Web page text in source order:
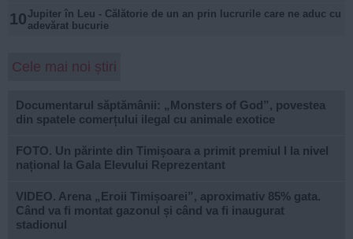
10 Jupiter în Leu - Călătorie de un an prin lucrurile care ne aduc cu
adevărat bucurie
Cele mai noi știri
Documentarul săptămânii: „Monsters of God”, povestea
din spatele comerțului ilegal cu animale exotice
FOTO. Un părinte din Timișoara a primit premiul I la nivel
național la Gala Elevului Reprezentant
VIDEO. Arena „Eroii Timișoarei”, aproximativ 85% gata.
Când va fi montat gazonul și când va fi inaugurat
stadionul